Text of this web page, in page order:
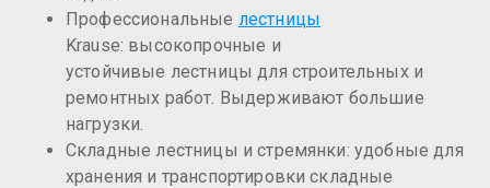
Профессиональные лестницы
Krause: высокопрочные и
устойчивые лестницы для строительных и
ремонтных работ. Выдерживают большие
нагрузки.
Складные лестницы и стремянки: удобные для
хранения и транспортировки складные